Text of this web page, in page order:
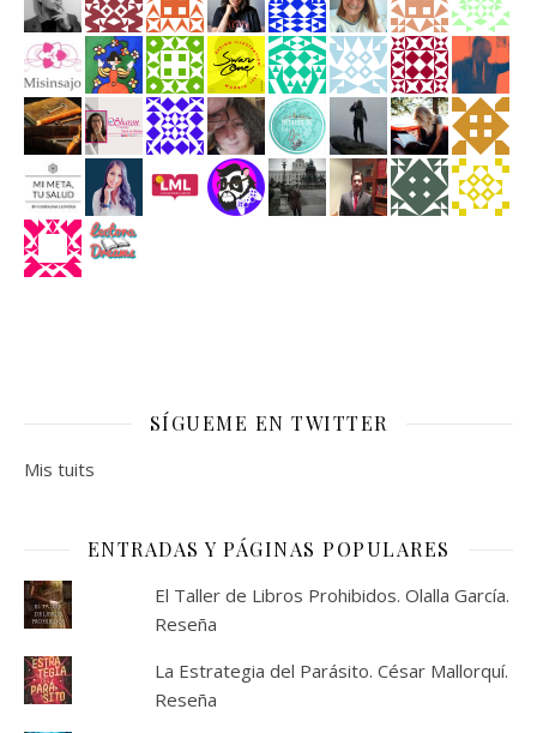
SÍGUEME EN TWITTER
Mis tuits
ENTRADAS Y PÁGINAS POPULARES
El Taller de Libros Prohibidos. Olalla García.
Reseña
La Estrategia del Parásito. César Mallorquí.
Reseña